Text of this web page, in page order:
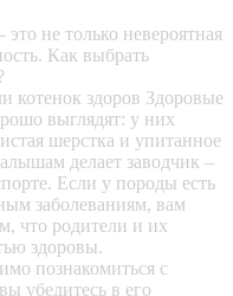
не только невероятная
Как выбрать
котенок здоров Здоровые
выглядят: у них
шерстка и упитанное
делает заводчик –
Если у породы есть
заболеваниям, вам
что родители и их
здоровы.
познакомиться с
убедитесь в его